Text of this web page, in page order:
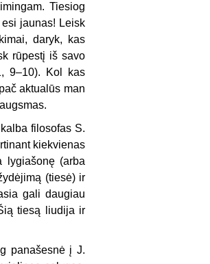
Tiesiog
jaunas! Leisk
daryk, kas
rūpestį iš savo
9–10). Kol kas
aktualūs man
filosofas S.
kiekvienas
lygiašonę (arba
(tiesė) ir
gali daugiau
tiesą liudija ir
panašesnė į J.